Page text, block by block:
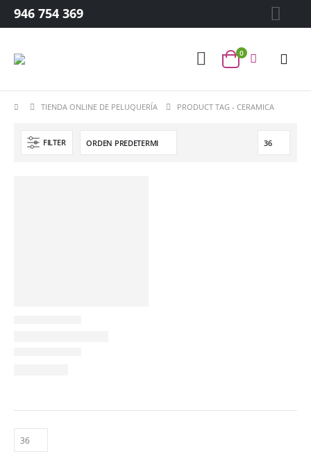
946 754 369
0
TIENDA ONLINE DE PELUQUERÍA PRODUCT TAG -CERAMICA
FILTER